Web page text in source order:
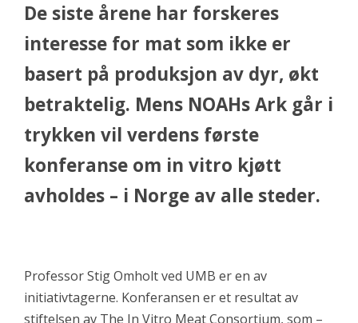
De siste årene har forskeres
interesse for mat som ikke er
basert på produksjon av dyr, økt
betraktelig. Mens NOAHs Ark går i
trykken vil verdens første
konferanse om in vitro kjøtt
avholdes – i Norge av alle steder.
Professor Stig Omholt ved UMB er en av
initiativtagerne. Konferansen er et resultat av
stiftelsen av The In Vitro Meat Consortium, som –